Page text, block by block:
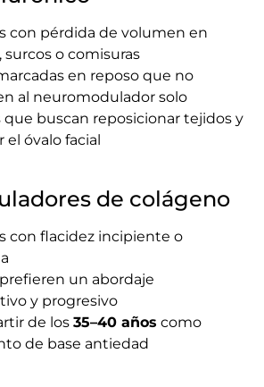
con pérdida de volumen en
surcos o comisuras
en reposo que no
al neuromodulador solo
que buscan reposicionar tejidos y
el óvalo facial
de colágeno
con flacidez incipiente o
un abordaje
y progresivo
de los 35–40 años como
de base antiedad